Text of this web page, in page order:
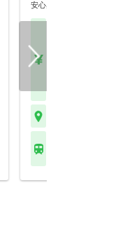
安心感で最先端医療…